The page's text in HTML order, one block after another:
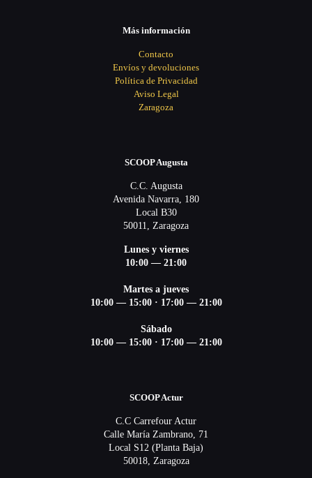
Más información
Contacto
Envíos y devoluciones
Política de Privacidad
Aviso Legal
Zaragoza
SCOOP Augusta
C.C. Augusta
Avenida Navarra, 180
Local B30
50011, Zaragoza
Lunes y viernes
10:00 — 21:00
Martes a jueves
10:00 — 15:00 · 17:00 — 21:00
Sábado
10:00 — 15:00 · 17:00 — 21:00
SCOOP Actur
C.C Carrefour Actur
Calle María Zambrano, 71
Local S12 (Planta Baja)
50018, Zaragoza